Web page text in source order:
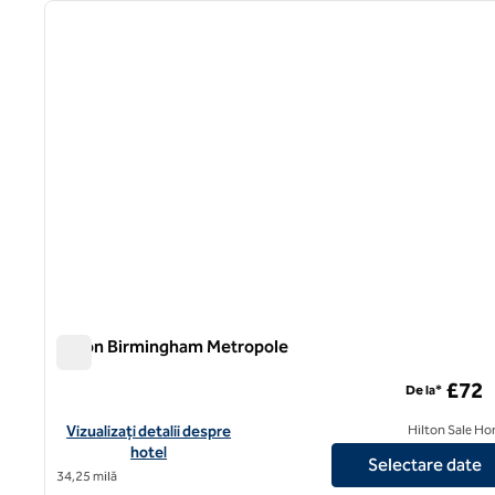
1 din 12
Hilton Birmingham Metropole
Vizualizați detaliile hotelului Hilton Birmingham Metropole
Vizualizați detalii despre
hotel
34,25 milă
De la* £72
Hilton Sale
Selectare date